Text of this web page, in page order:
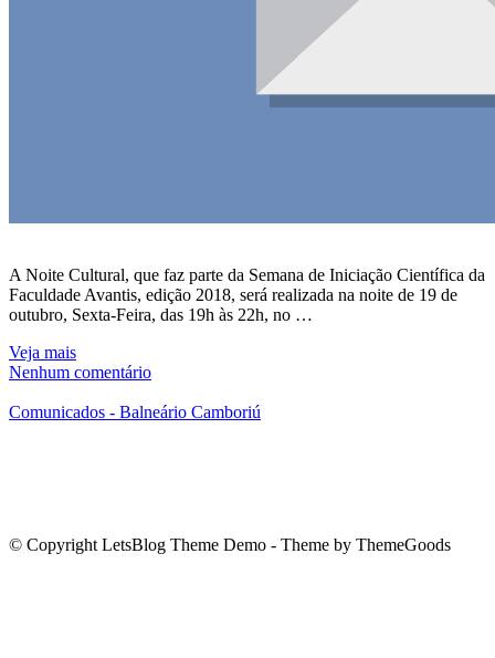
A Noite Cultural, que faz parte da Semana de Iniciação Científica da
Faculdade Avantis, edição 2018, será realizada na noite de 19 de
outubro, Sexta-Feira, das 19h às 22h, no …
Veja mais
Nenhum comentário
Comunicados - Balneário Camboriú
© Copyright LetsBlog Theme Demo - Theme by ThemeGoods